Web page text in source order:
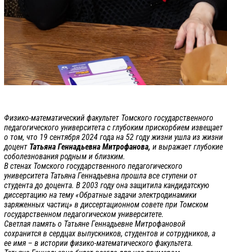
Физико-математический факультет Томского государственного
педагогического университета с глубоким прискорбием извещает
о том, что 19 сентября 2024 года на 52 году жизни ушла из жизни
доцент Татьяна Геннадьевна Митрофанова, и выражает глубокие
соболезнования родным и близким.
В стенах Томского государственного педагогического
университета Татьяна Геннадьевна прошла все ступени от
студента до доцента. В 2003 году она защитила кандидатскую
диссертацию на тему «Обратные задачи электродинамики
заряженных частиц» в диссертационном совете при Томском
государственном педагогическом университете.
Светлая память о Татьяне Геннадьевне Митрофановой
сохранится в сердцах выпускников, студентов и сотрудников, а
ее имя – в истории физико-математического факультета.